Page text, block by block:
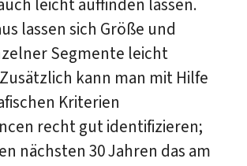
leicht auffinden lassen.
lassen sich Größe und
Segmente leicht
kann man mit Hilfe
Kriterien
recht gut identifizieren;
nächsten 30 Jahren das am